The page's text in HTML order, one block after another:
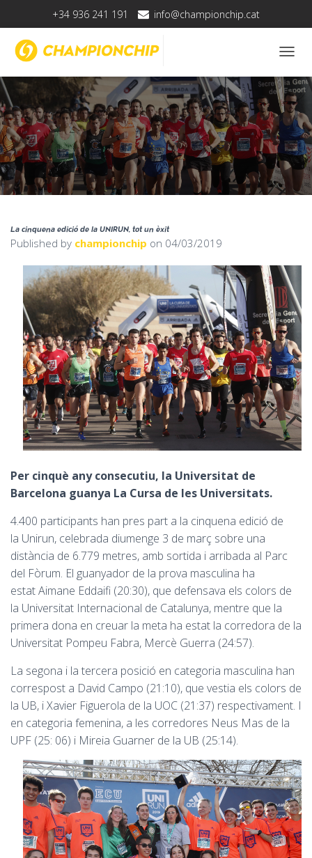
+34 936 241 191 info@championchip.cat
O
G
G
L
E
N
A
V
G
La cinquena edició de la UNIRUN, tot un èxit
Published by championchip on 04/03/2019
Per cinquè any consecutiu, la Universitat de
Barcelona guanya La Cursa de les Universitats.
4.400 participants han pres part a la cinquena edició de
la Unirun, celebrada diumenge 3 de març sobre una
distància de 6.779 metres, amb sortida i arribada al Parc
del Fòrum. El guanyador de la prova masculina ha
estatAimane Eddaifi (20:30), que defensava els colors de
la Universitat Internacional de Catalunya, mentre que la
primera dona en creuar la meta ha estat la corredora de la
Universitat Pompeu Fabra, Mercè Guerra (24:57).
La segona i la tercera posició en categoria masculina han
correspost a David Campo (21:10), que vestia els colors de
la UB, i Xavier Figuerola de la UOC (21:37) respectivament. I
en categoria femenina, a les corredores Neus Mas de la
UPF (25: 06) i Mireia Guarner de la UB (25:14).